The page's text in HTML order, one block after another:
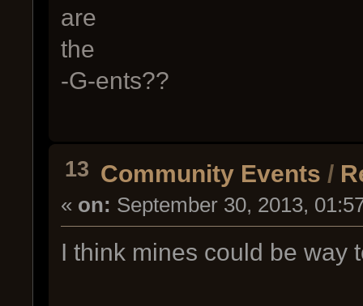
are
the
-G-ents??
13 Community Events /
« on: September 30, 2013,
I think mines could be way